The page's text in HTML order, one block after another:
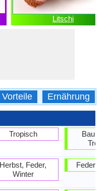
Litschi
Vorteile Ernährung
Tropisch
Herbst, Feder,
Winter
Feder,